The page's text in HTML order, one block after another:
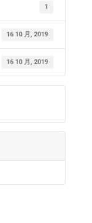
1
16 10 月, 2019
16 10 月, 2019